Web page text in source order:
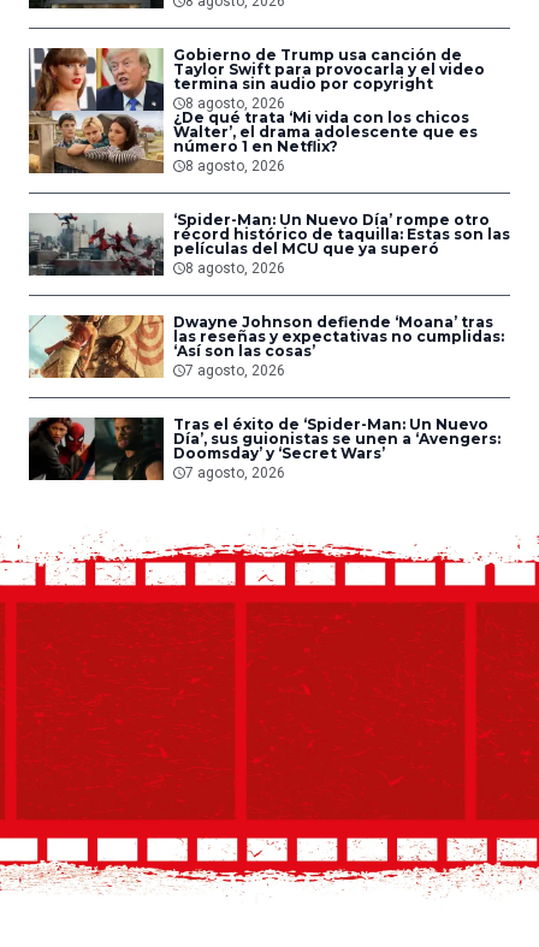
Gobierno de Trump usa canción de
Taylor Swift para provocarla y el video
termina sin audio por copyright
8 agosto, 2026
¿De qué trata ‘Mi vida con los chicos
Walter’, el drama adolescente que es
número 1 en Netflix?
8 agosto, 2026
‘Spider-Man: Un Nuevo Día’ rompe otro
récord histórico de taquilla: Estas son las
películas del MCU que ya superó
8 agosto, 2026
Dwayne Johnson defiende ‘Moana’ tras
las reseñas y expectativas no cumplidas:
‘Así son las cosas’
7 agosto, 2026
Tras el éxito de ‘Spider-Man: Un Nuevo
Día’, sus guionistas se unen a ‘Avengers:
Doomsday’ y ‘Secret Wars’
7 agosto, 2026